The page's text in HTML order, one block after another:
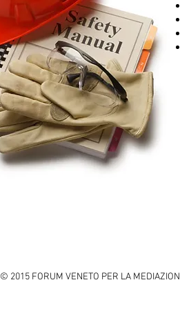
© 2015 FORUM VENETO PER LA